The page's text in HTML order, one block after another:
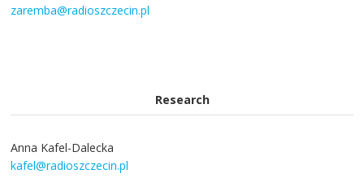
zaremba@radioszczecin.pl
Research
Anna Kafel-Dalecka
kafel@radioszczecin.pl